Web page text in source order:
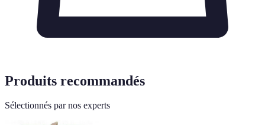
Produits recommandés
Sélectionnés par nos experts